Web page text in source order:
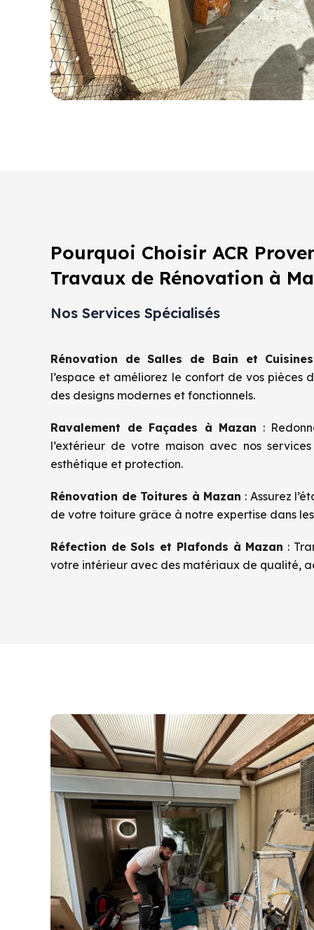
Pourquoi Choisir ACR
Travaux de Rénovation à
Nos Services Spécialisés
Rénovation de Salles de Bain et
l’espace et améliorez le confort de vos pièces
des designs modernes et fonctionnels.
Ravalement de Façades à Mazan :
l’extérieur de votre maison avec nos
esthétique et protection.
Rénovation de Toitures à Mazan : Assurez
de votre toiture grâce à notre expertise dans
Réfection de Sols et Plafonds à Mazan :
votre intérieur avec des matériaux de qualité,